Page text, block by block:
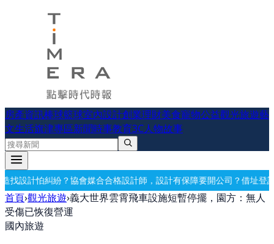
房產資訊棒球籃球室內設計創業理財美食寵物公益觀光旅遊藝
文生活旗津專區新聞時事教育3C人物故事
師，設計有保障要開公司？借址登記・公司設立・工商登記一次辦好
首頁›觀光旅遊›義大世界雲霄飛車設施短暫停擺，園方：無人
受傷已恢復營運
國內旅遊